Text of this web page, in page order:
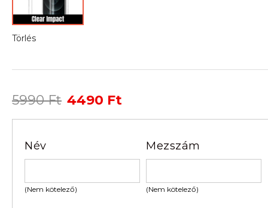
Törlés
5990Ft Original
4490 Ft
4490 Ft.
Név
(Nem kötelező)
Mezszám
(Nem kötelező)